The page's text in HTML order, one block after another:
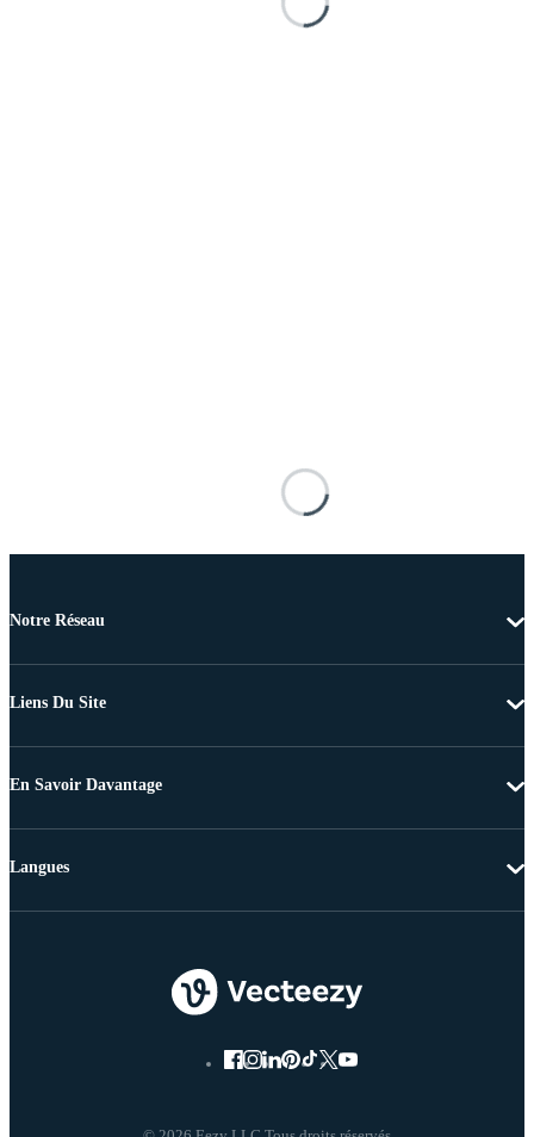
Notre Réseau
Liens Du Site
En Savoir Davantage
Langues